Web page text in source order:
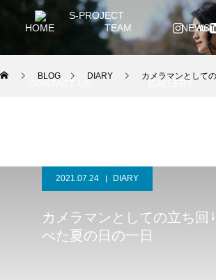
HOME TEAM NEWS
GALLERY
BLOG DIARY カメラマンとして
2021.07.24 DIARY
カメラマンとしての立ち
べた夏の日の一日